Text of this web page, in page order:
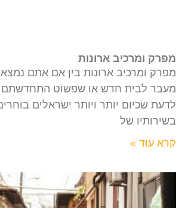
מפרק ומרכיב ארונות
מפרק ומרכיב ארונות בין אם אתם
מעבר לבית חדש או שפשוט התחדשתם
לדעת שכיום יותר ויותר ישראלים
בשירותיו של
קרא עוד »